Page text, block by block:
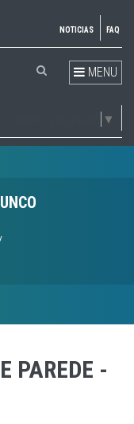
NOTICIAS FAQ
MENU
▼
PAREDE -